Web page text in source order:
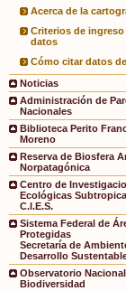
Acerca de la
Criterios de ingreso
datos
Cómo citar datos
Noticias
Administración de
Nacionales
Biblioteca Perito
Moreno
Reserva de Biosfera
Norpatagónica
Centro de
Ecológicas
C.I.E.S.
Sistema Federal de
Protegidas
Secretaría de
Desarrollo
Observatorio
Biodiversidad